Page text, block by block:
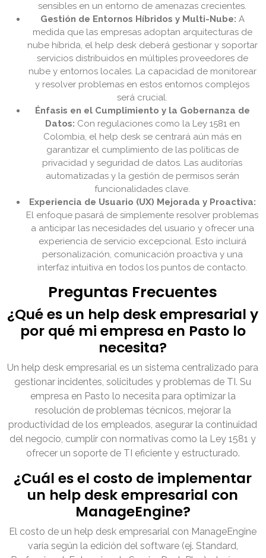
sensibles en un entorno de amenazas crecientes.
Gestión de Entornos Híbridos y Multi-Nube: A
medida que las empresas adoptan arquitecturas de
nube híbrida, el help desk deberá gestionar y soportar
servicios distribuidos en múltiples proveedores de
nube y entornos locales. La capacidad de monitorear
y resolver problemas en estos entornos complejos
será crucial.
Énfasis en el Cumplimiento y la Gobernanza de
Datos: Con regulaciones como la Ley 1581 en
Colombia, el help desk se centrará aún más en
garantizar el cumplimiento de las políticas de
privacidad y seguridad de datos. Las auditorías
automatizadas y la gestión de permisos serán
funcionalidades clave.
Experiencia de Usuario (UX) Mejorada y Proactiva:
El enfoque pasará de simplemente resolver problemas
a anticipar las necesidades del usuario y ofrecer una
experiencia de servicio excepcional. Esto incluirá
personalización, comunicación proactiva y una
interfaz intuitiva en todos los puntos de contacto.
Preguntas Frecuentes
¿Qué es un help desk empresarial y
por qué mi empresa en Pasto lo
necesita?
Un help desk empresarial es un sistema centralizado para
gestionar incidentes, solicitudes y problemas de TI. Su
empresa en Pasto lo necesita para optimizar la
resolución de problemas técnicos, mejorar la
productividad de los empleados, asegurar la continuidad
del negocio, cumplir con normativas como la Ley 1581 y
ofrecer un soporte de TI eficiente y estructurado.
¿Cuál es el costo de implementar
un help desk empresarial con
ManageEngine?
El costo de un help desk empresarial con ManageEngine
varía según la edición del software (ej. Standard,